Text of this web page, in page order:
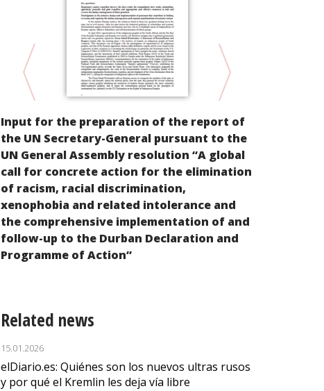
Input for the preparation of the report of
the UN Secretary-General pursuant to the
UN General Assembly resolution “A global
call for concrete action for the elimination
of racism, racial discrimination,
xenophobia and related intolerance and
the comprehensive implementation of and
follow-up to the Durban Declaration and
Programme of Action”
Related news
15.01.2026
elDiario.es: Quiénes son los nuevos ultras rusos
y por qué el Kremlin les deja vía libre